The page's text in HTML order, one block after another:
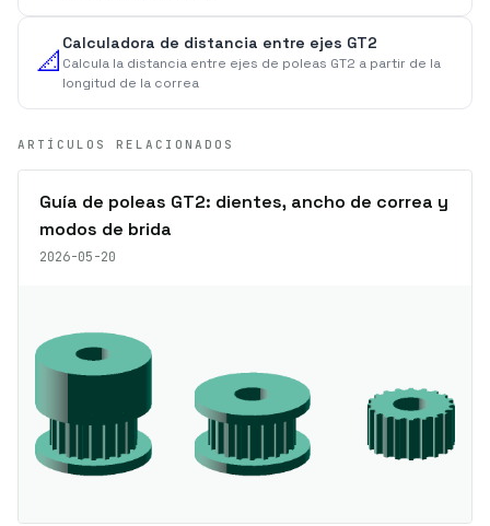
📐
Calculadora de distancia entre ejes GT2
Calcula la distancia entre ejes de poleas GT2 a partir de la
longitud de la correa
ARTÍCULOS RELACIONADOS
Guía de poleas GT2: dientes, ancho de correa y
modos de brida
2026-05-20